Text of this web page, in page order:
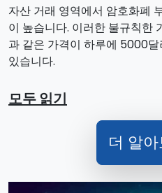
자산 거래 영역에서 암호화폐
이 높습니다. 이러한 불규칙한
과 같은 가격이 하루에 5000
있습니다.
모두 읽기
더 알